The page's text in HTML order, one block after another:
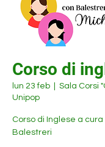
Corso di
lun 23 feb
Sala Corsi
Unipop
Corso di Inglese a cura
Balestreri